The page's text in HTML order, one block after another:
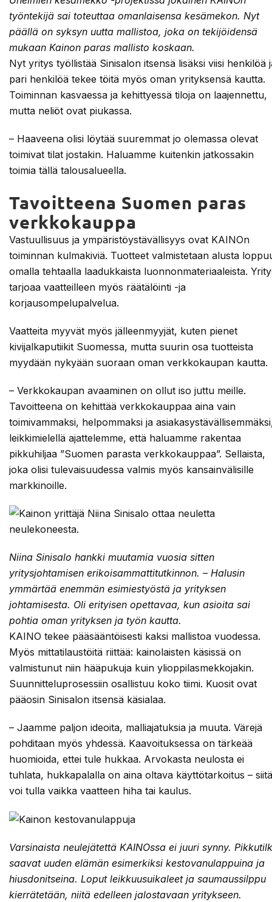
työntekijä sai toteuttaa omanlaisensa kesämekon. Nyt
päällä on syksyn uutta mallistoa, joka on tekijöidensä
mukaan Kainon paras mallisto koskaan.
Nyt yritys työllistää Sinisalon itsensä lisäksi viisi henkilöä
pari henkilöä tekee töitä myös oman yrityksensä kautta.
Toiminnan kasvaessa ja kehittyessä tiloja on laajennettu,
mutta neliöt ovat piukassa.
– Haaveena olisi löytää suuremmat jo olemassa olevat
toimivat tilat jostakin. Haluamme kuitenkin jatkossakin
toimia tällä talousalueella.
Tavoitteena Suomen paras
verkkokauppa
Vastuullisuus ja ympäristöystävällisyys ovat KAINOn
toiminnan kulmakiviä. Tuotteet valmistetaan alusta
omalla tehtaalla laadukkaista luonnonmateriaaleista.
tarjoaa vaatteilleen myös räätälöinti -ja
korjausompelupalvelua.
Vaatteita myyvät myös jälleenmyyjät, kuten pienet
kivijalkaputiikit Suomessa, mutta suurin osa tuotteista
myydään nykyään suoraan oman verkkokaupan kautta.
– Verkkokaupan avaaminen on ollut iso juttu meille.
Tavoitteena on kehittää verkkokauppaa aina vain
toimivammaksi, helpommaksi ja
leikkimielellä ajattelemme, että haluamme rakentaa
pikkuhiljaa ”Suomen parasta verkkokauppaa”. Sellaista,
joka olisi tulevaisuudessa valmis myös kansainvälisille
markkinoille.
Niina Sinisalo hankki muutamia vuosia sitten
yritysjohtamisen erikoisammattitutkinnon. – Halusin
ymmärtää enemmän esimiestyöstä ja yrityksen
johtamisesta. Oli erityisen opettavaa, kun asioita sai
pohtia oman yrityksen ja työn kautta.
KAINO tekee pääsääntöisesti kaksi mallistoa vuodessa.
Myös mittatilaustöitä riittää: kainolaisten käsissä on
valmistunut niin hääpukuja kuin ylioppilasmekkojakin.
Suunnitteluprosessiin osallistuu koko tiimi. Kuosit ovat
pääosin Sinisalon itsensä käsialaa.
– Jaamme paljon ideoita, malliajatuksia ja muuta. Värejä
pohditaan myös yhdessä. Kaavoituksessa on tärkeää
huomioida, ettei tule hukkaa. Arvokasta neulosta ei
tuhlata, hukkapalalla on aina oltava käyttötarkoitus – siitä
voi tulla vaikka vaatteen hiha tai kaulus.
Varsinaista neulejätettä KAINOssa ei juuri synny.
saavat uuden elämän esimerkiksi kestovanulappuina ja
hiusdonitseina. Loput leikkuusuikaleet ja saumaussilppu
kierrätetään, niitä edelleen jalostavaan yritykseen.